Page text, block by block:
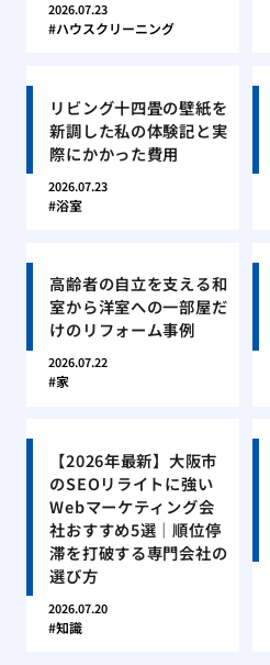
2026.07.23
ハウスクリーニング
リビング十四畳の壁紙を
新調した私の体験記と実
際にかかった費用
2026.07.23
浴室
高齢者の自立を支える和
室から洋室への一部屋だ
けのリフォーム事例
2026.07.22
家
【2026年最新】大阪市
のSEOリライトに強い
Webマーケティング会
社おすすめ5選｜順位停
滞を打破する専門会社の
選び方
2026.07.20
知識